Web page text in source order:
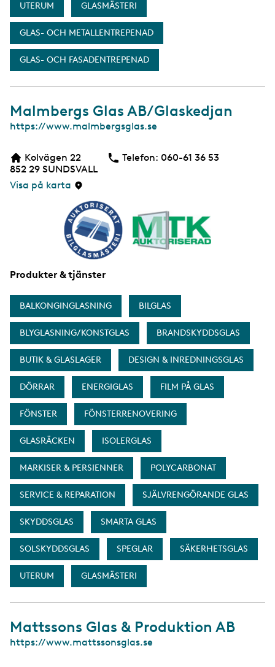
UTERUM GLASMÄSTERI
GLAS- OCH METALLENTREPENAD
GLAS- OCH FASADENTREPENAD
Malmbergs Glas AB/Glaskedjan
W
b
s
i
https://www.malmbergsglas.se
Kolvägen 22
852 29 SUNDSVALL
Visa på karta
Telefon: Telefon
060-61 36 53
Produkter & tjänster
BALKONGINGLASNING BILGLAS
BLYGLASNING/KONSTGLAS BRANDSKYDDSGLAS
BUTIK & GLASLAGER DESIGN & INREDNINGSGLAS
DÖRRAR ENERGIGLAS FILM PÅ GLAS
FÖNSTER FÖNSTERRENOVERING
GLASRÄCKEN ISOLERGLAS
MARKISER & PERSIENNER POLYCARBONAT
SERVICE & REPARATION SJÄLVRENGÖRANDE GLAS
SKYDDSGLAS SMARTA GLAS
SOLSKYDDSGLAS SPEGLAR SÄKERHETSGLAS
UTERUM GLASMÄSTERI
Mattssons Glas & Produktion AB
W
https://www.mattssonsglas.se